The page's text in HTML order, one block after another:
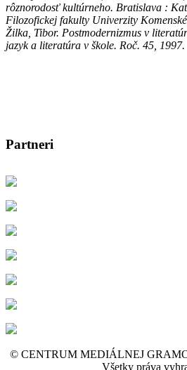
rôznorodosť kultúrneho. Bratislava :
Filozofickej fakulty Univerzity
Žilka , Tibor. Postmodernizmus v
jazyk a literatúra v škole. Roč. 45, 1997.
Partneri
© CENTRUM MEDIÁLNEJ
Všetky práva